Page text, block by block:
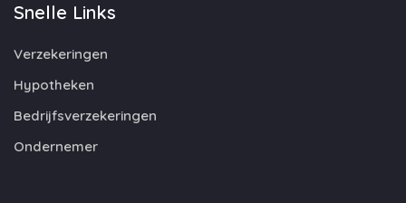
Snelle Links
Verzekeringen
Hypotheken
Bedrijfsverzekeringen
Ondernemer